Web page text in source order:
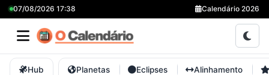
07/08/2026 17:38 Calendário 2026
Hub Planetas Eclipses Alinhamento